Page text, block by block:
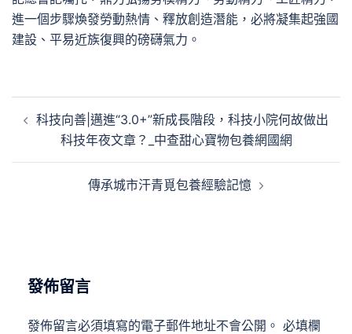
進一個步驟煥發勞動熱情、釋放創造潛能，必將凝集起強國
建設、平易近族復興的磅礴氣力。
章 科技向善|邁進“3.0+”新成長階段，科技小院何故做出
科技年夜文章？_中查甜心寶物包養網國網
傳承城市汗青覓包養經驗記憶
發佈留言
發佈留言必須填寫的電子郵件地址不會公開。 必填欄